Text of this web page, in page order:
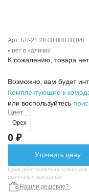
Арт. БН-21.28.00.000.00[04]
нет в наличии
К сожалению, товара
Возможно, вам будет
Комплектующие к
или воспользуйтесь
Цвет
Орех
0 ₽
Уточнить цену
Цена действительна только
розничных магазинах
Нашли дешевле?